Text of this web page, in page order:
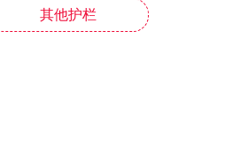
其他护栏